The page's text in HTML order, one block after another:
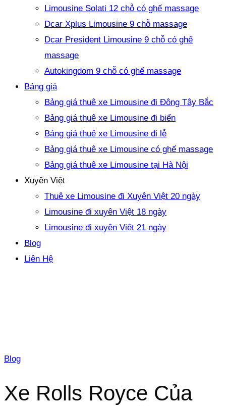
Limousine Solati 12 chỗ có ghế massage
Dcar Xplus Limousine 9 chỗ massage
Dcar President Limousine 9 chỗ có ghế
massage
Autokingdom 9 chỗ có ghế massage
Bảng giá
Bảng giá thuê xe Limousine đi Đông Tây Bắc
Bảng giá thuê xe Limousine đi biển
Bảng giá thuê xe Limousine đi lễ
Bảng giá thuê xe Limousine có ghế massage
Bảng giá thuê xe Limousine tại Hà Nội
Xuyên Việt
Thuê xe Limousine đi Xuyên Việt 20 ngày
Limousine đi xuyên Việt 18 ngày
Limousine đi xuyên Việt 21 ngày
Blog
Liên Hệ
Blog
Xe Rolls Royce Của